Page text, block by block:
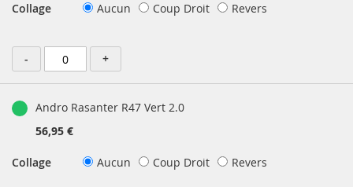
Collage Aucun Coup Droit Revers
- +
Andro Rasanter R47 Vert 2.0
56,95 €
Collage Aucun Coup Droit Revers